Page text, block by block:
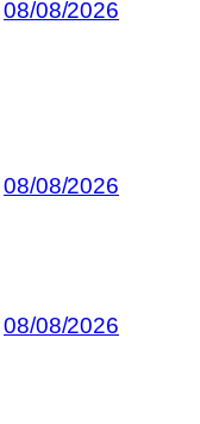
08/08/2026
08/08/2026
08/08/2026